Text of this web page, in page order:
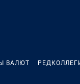
ВАЛЮТ